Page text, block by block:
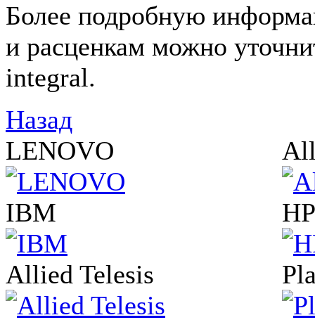
Более подробную
и расценкам можно
integral.
Назад
LENOVO
IBM HP
Allied Telesis